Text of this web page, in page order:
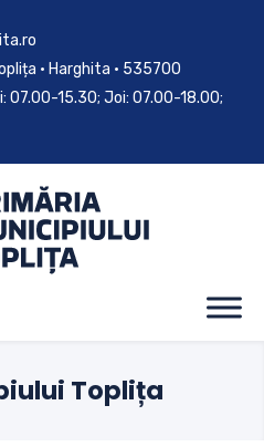
• Harghita • 535700
07.00-15.30; Joi: 07.00-18.00;
Toplița